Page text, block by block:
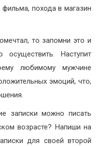
похода в магазин
то запомни это и
осуществить. Наступит
любимому мужчине
эмоций, что,
записки можно писать
возрасте? Напиши на
для своей второй